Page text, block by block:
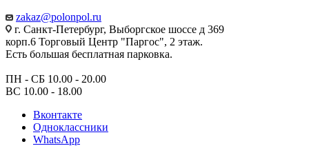
zakaz@polonpol.ru
г. Санкт-Петербург, Выборгское шоссе д 369
корп.6 Торговый Центр "Паргос", 2 этаж.
Есть большая бесплатная парковка.
ПН - СБ 10.00 - 20.00
ВС 10.00 - 18.00
Вконтакте
Одноклассники
WhatsApp